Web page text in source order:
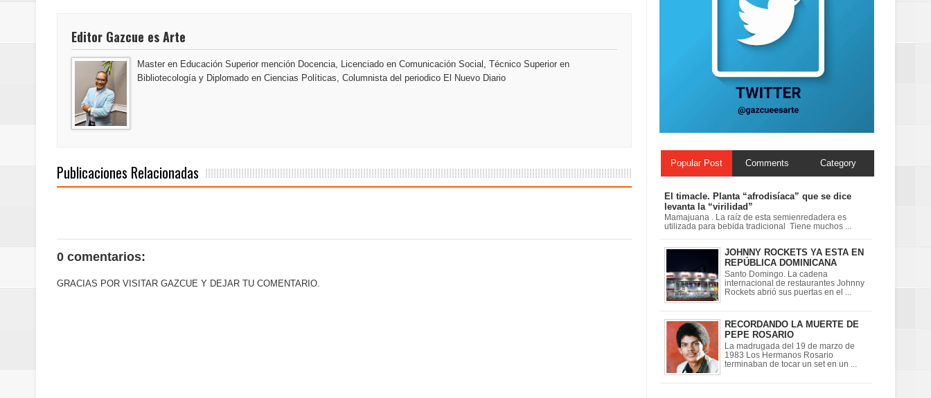
Euromoney reconoce a Banreservas como Mejor Banco del Caribe y le otorga cinco premios adicionales
Editor Gazcue es Arte
Master en Educación Superior mención Docencia, Licenciado en Comunicación Social, Técnico Superior en
Bibliotecología y Diplomado en Ciencias Políticas, Columnista del periodico El Nuevo Diario
Publicaciones Relacionadas
0 comentarios:
GRACIAS POR VISITAR GAZCUE Y DEJAR TU COMENTARIO.
Popular Post Comments Category
El timacle. Planta “afrodisíaca” que se dice
levanta la “virilidad”
Mamajuana . La raíz de esta semienredadera es
utilizada para bebida tradicional Tiene muchos ...
JOHNNY ROCKETS YA ESTA EN
REPÚBLICA DOMINICANA
Santo Domingo. La cadena
internacional de restaurantes Johnny
Rockets abrió sus puertas en el ...
RECORDANDO LA MUERTE DE
PEPE ROSARIO
La madrugada del 19 de marzo de
1983 Los Hermanos Rosario
terminaban de tocar un set en un ...